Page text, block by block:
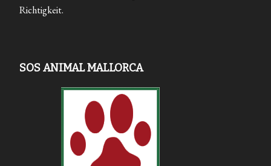
Richtigkeit.
SOS ANIMAL MALLORCA